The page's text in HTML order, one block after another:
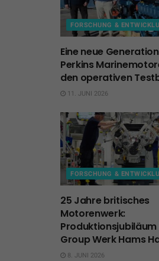
FORSCHUNG &
Eine neue
Perkins
den operativen
11. JUNI 2026
FORSCHUNG &
25 Jahre britisches
Motorenwerk:
Produktionsjubiläum
Group Werk Hams
8. JUNI 2026